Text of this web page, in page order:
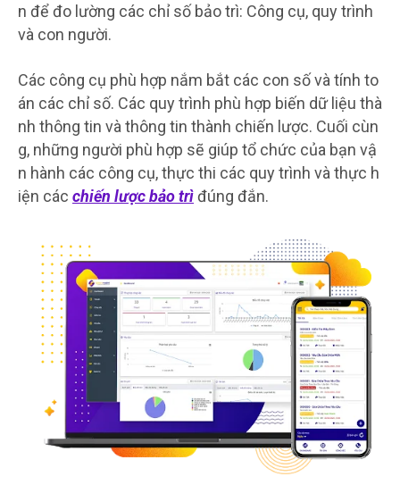
n để đo lường các chỉ số bảo trì: Công cụ, quy trình
và con người.
Các công cụ phù hợp nắm bắt các con số và tính to
án các chỉ số. Các quy trình phù hợp biến dữ liệu thà
nh thông tin và thông tin thành chiến lược. Cuối cùn
g, những người phù hợp sẽ giúp tổ chức của bạn vậ
n hành các công cụ, thực thi các quy trình và thực h
iện các chiến lược bảo trìđúng đắn.